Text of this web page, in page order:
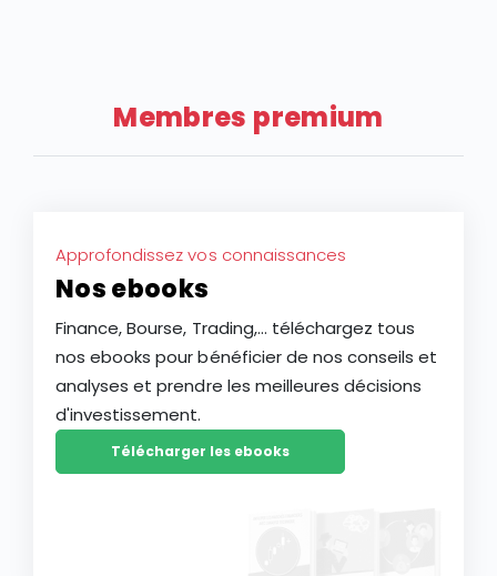
Membres premium
Approfondissez vos connaissances
Nos ebooks
Finance, Bourse, Trading,... téléchargez tous
nos ebooks pour bénéficier de nos conseils et
analyses et prendre les meilleures décisions
d'investissement.
Télécharger les ebooks